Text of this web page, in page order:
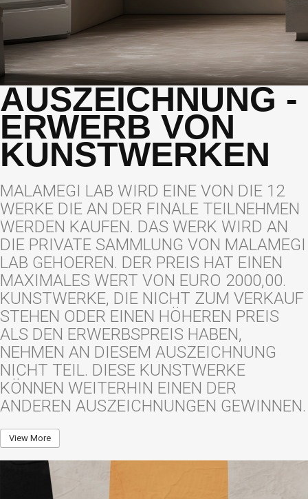
AUSZEICHNUNG -
ERWERB VON
KUNSTWERKEN
MALAMEGI LAB WIRD EINE VON DIE 12
WERKE DIE AN DER FINALE TEILNEHMEN
WERDEN KAUFEN. DAS WERK WIRD AN
DIE PRIVATE SAMMLUNG VON MALAMEGI
LAB GEHOEREN. DER PREIS HAT EINEN
MAXIMALES WERT VON EURO 2000,00.
KUNSTWERKE, DIE NICHT ZUM VERKAUF
STEHEN ODER EINEN HÖHEREN PREIS
ALS DEN ERWERBSPREIS HABEN,
NEHMEN AN DIESEM AUSZEICHNUNG
NICHT TEIL. DIESE KUNSTWERKE
KÖNNEN WEITERHIN EINEN DER
ANDEREN AUSZEICHNUNGEN GEWINNEN.
View More